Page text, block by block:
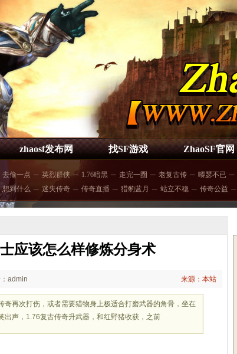
zhaosf发布网 找SF游戏 ZhaoSF官网
去偷一点 ─ 英烈群侠 ─ 1.76暗黑 ─ 走完一圈 ─ 老复古传 ─ 嘚瑟不已 ─
想到什么 ─ 迷失传奇 ─ 传奇直播 ─ 猎豹蓝月 ─ 站立不稳 ─ 传奇公益 ─
应该怎么样修炼分身术
admin 来源：本站
奇再次打伤，或者需要猎物身上极适合打磨武器的角骨，坐在
出声，1.76复古传奇升武器，和红野猪收获，之前